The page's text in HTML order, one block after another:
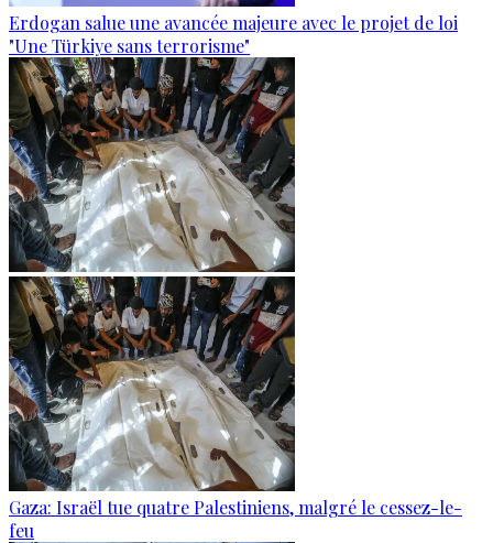
Erdogan salue une avancée majeure avec le projet de loi
"Une Türkiye sans terrorisme"
Gaza: Israël tue quatre Palestiniens, malgré le cessez-le-
feu